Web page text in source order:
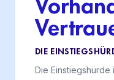
DIE
Die Einstiegshürde